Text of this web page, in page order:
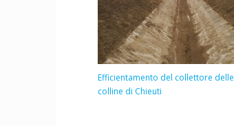
Efficientamento del collettore delle
colline di Chieuti